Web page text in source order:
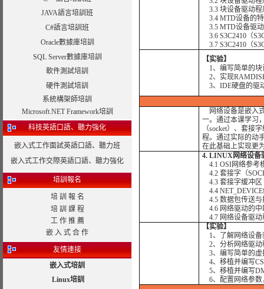
JAVA語言培訓班
C#語言培訓班
Oracle數據庫培訓
SQL Server數據庫培訓
軟件測試培訓
硬件測試培訓
系統構架師培訓
Microsoft.NET Framework培訓
科技英語口語、聽力強化
嵌入式工作面試英語口語、聽力班
嵌入式工作交際英語口語、聽力強化
培訓報名
培 訓 報 名
培 訓 課 程
工 作 推 薦
嵌 入 式 合 作
友情連接
嵌入式培訓
Linux培訓
3.3 块设备驱动程
3.4 MTD设备的
3.5 MTD设备驱
3.6 S3C2410（
3.7 S3C2410（
【实验】
1、编写简单的块
2、实现
3、IDE硬盘的驱
网络设备是嵌入
一。通过本课学习
（socket）、套接
程。通过实际的动
在此基础上实现更
4. LINUX网络设备
4.1 OSI网络参考
4.2 套接字（
4.3 套接字缓冲区
4.4
4.5 数据包传送与
4.6 网络驱动的中
4.7 网络设备驱动
【实验】
1、了解网络设备
2、分析网络驱动
3、编写简单的虚
4、移植并编写
5、移植并编写
6、配置网络参数